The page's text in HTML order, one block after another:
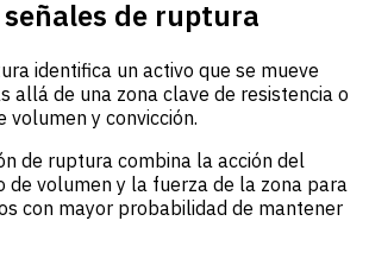
de ruptura
identifica un activo que se mueve
allá de una zona clave de resistencia o
y convicción.
de ruptura combina la acción del
de volumen y la fuerza de la zona para
con mayor probabilidad de mantener